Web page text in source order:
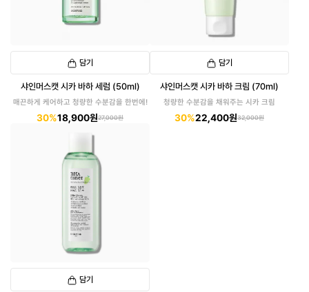
담기
샤인머스캣 시카 바하 세럼 (50ml)
매끈하게 케어하고 청량한 수분감을 한번에!
30%18,900원27,000원
담기
샤인머스캣 시카 바하 크림 (70ml)
청량한 수분감을 채워주는 시카 크림
30%22,400원32,000원
담기